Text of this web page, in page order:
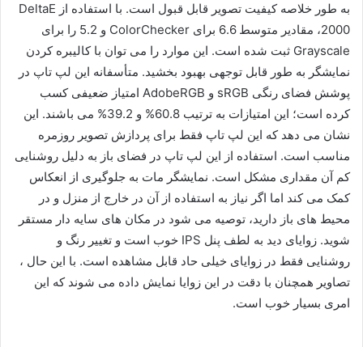
به طور خلاصه کیفیت تصویر قابل قبول است. با استفاده از DeltaE
2000، مقادیر متوسط 6.6 برای ColorChecker و 5.2 را برای
Grayscale ثبت شده است. این موارد را می توان با کالیبره کردن
نمایشگر به طور قابل توجهی بهبود بخشید. متأسفانه این لپ تاپ در
پوشش فضای رنگی sRGB و AdobeRGB امتیاز ضعیفی کسب
کرده است؛ این امتیازات به ترتیب 60.8% و 39.2% می باشند. این
نشان می دهد که این لپ تاپ فقط برای پردازش تصویر روزمره
مناسب است. استفاده از این لپ تاپ در فضای باز به دلیل روشنایی
کم آن مقداری مشکل است. نمایشگر مات به جلوگیری از انعکاس
کمک می کند اما اگر نیاز به استفاده از آن در خارج از منزل و در
محیط های باز دارید، توصیه می شود در مکان های سایه دار مستقر
شوید. زوایای دید به لطف پنل IPS خوب است و تغییر رنگ و
روشنایی فقط در زوایای خیلی حاد قابل مشاهده است. با این حال ،
تصاویر همچنان با دقت در این زوایا نمایش داده می شوند که این
امری بسیار خوب است.